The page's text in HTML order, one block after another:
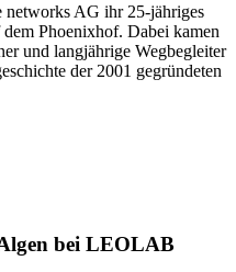
networks AG ihr 25-jähriges
Phoenixhof. Dabei kamen
und langjährige Wegbegleiter
der 2001 gegründeten
bei LEOLAB